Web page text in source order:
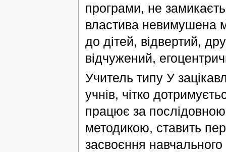
програми, не
властива невимушена
до дітей, відвертий,
відчужений,
Учитель типу У
учнів, чітко
працює за
методикою, ставить
засвоєння